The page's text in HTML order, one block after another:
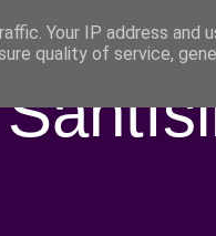
Your IP address and
quality of service,